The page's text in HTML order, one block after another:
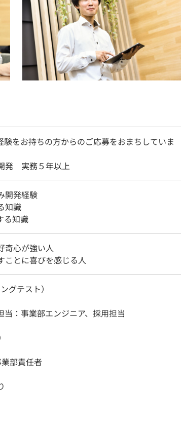
験をお持ちの方からのご応募をおまちしていま
発 実務５年以上
開発経験
知識
る知識
奇心が強い人
とに喜びを感じる人
グテスト）
当：事業部エンジニア、採用担当
部責任者